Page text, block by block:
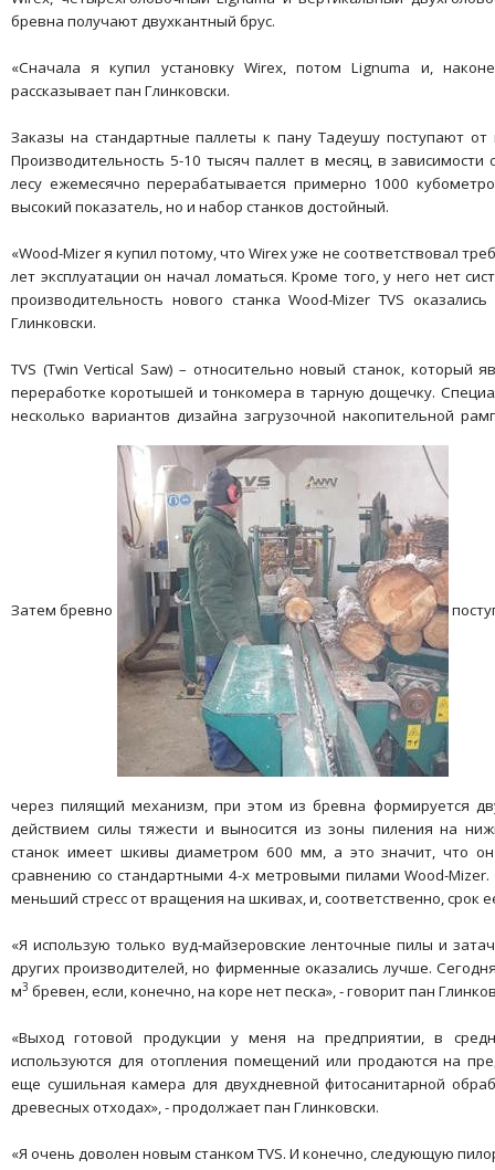
бревна получают двухкантный брус.
«Сначала я купил установку Wirex, потом Lignuma и,
рассказывает пан Глинковски.
Заказы на стандартные паллеты к пану Тадеушу поступают от
Производительность 5-10 тысяч паллет в месяц, в
лесу ежемесячно перерабатывается примерно 1000
высокий показатель, но и набор станков достойный.
«Wood-Mizer я купил потому, что Wirex уже не соответствовал
лет эксплуатации он начал ломаться. Кроме того, у него нет
производительность нового станка Wood-Mizer TVS
Глинковски.
TVS (Twin Vertical Saw) – относительно новый станок, который
переработке коротышей и тонкомера в тарную дощечку.
несколько вариантов дизайна загрузочной накопительной
Затем бревно
через пилящий механизм, при этом из бревна формируется
действием силы тяжести и выносится из зоны пиления на
станок имеет шкивы диаметром 600 мм, а это значит, что
сравнению со стандартными 4-х метровыми пилами Wood-
меньший стресс от вращения на шкивах, и, соответственно, срок
«Я использую только вуд-майзеровские ленточные пилы и
других производителей, но фирменные оказались лучше.
м3 бревен, если, конечно, на коре нет песка», - говорит пан
«Выход готовой продукции у меня на предприятии, в
используются для отопления помещений или продаются на
еще сушильная камера для двухдневной фитосанитарной
древесных отходах», - продолжает пан Глинковски.
«Я очень доволен новым станком TVS. И конечно, следующую